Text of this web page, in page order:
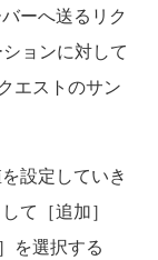
ーへ送るリク
ョンに対して
エストのサン
設定していき
て［追加］
を選択する